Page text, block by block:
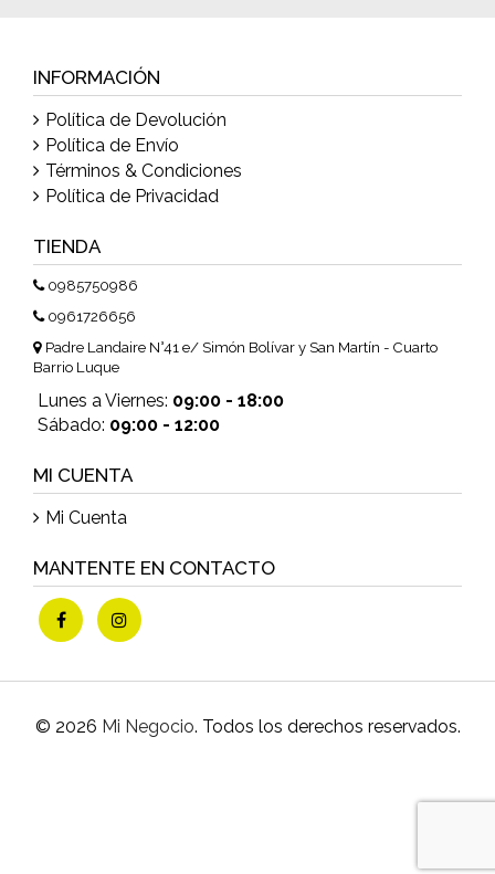
INFORMACIÓN
Política de Devolución
Política de Envío
Términos & Condiciones
Política de Privacidad
TIENDA
0985750986
0961726656
Padre Landaire N°41 e/ Simón Bolívar y San Martín - Cuarto
Barrio Luque
Lunes a Viernes: 09:00 - 18:00
Sábado: 09:00 - 12:00
MI CUENTA
Mi Cuenta
MANTENTE EN CONTACTO
© 2026 Mi Negocio. Todos los derechos reservados.